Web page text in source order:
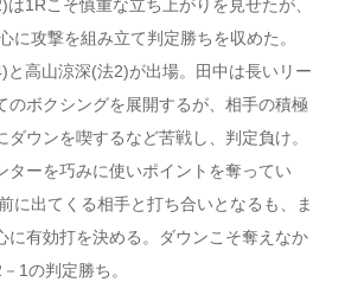
1Rこそ慎重な立ち上がりを見せたが、
に攻撃を組み立て判定勝ちを収めた。
と高山涼深(法2)が出場。田中は長いリー
のボクシングを展開するが、相手の積極
ダウンを喫するなど苦戦し、判定負け。
ターを巧みに使いポイントを奪ってい
に出てくる相手と打ち合いとなるも、ま
に有効打を決める。ダウンこそ奪えなか
1の判定勝ち。